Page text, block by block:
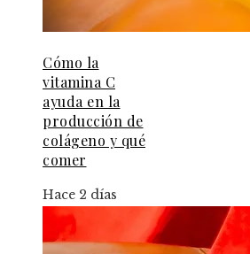
Cómo la
vitamina C
ayuda en la
producción de
colágeno y qué
comer
Hace 2 días